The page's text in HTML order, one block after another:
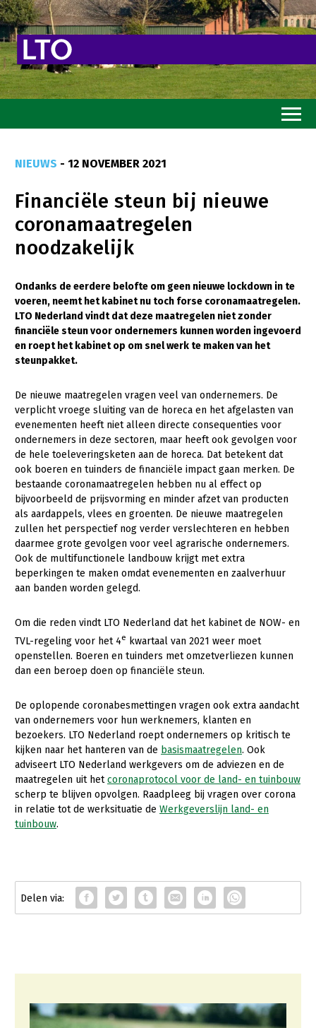
Goed eten
Mooi groen
Sterk ondernemerschap
Transitiepaden
Thema’s
Gezonde planten
Gezonde dieren
Natuur, klimaat en energie
Bodem en water
Platteland en omgeving
Mens, ondernemerschap en onderwijs
Internationaal
Sectoren
Dier
Biologische Landbouw
Kalverhouderij
Konijnenhouderij
Melkveehouderij
Paardenhouderij
Pluimveehouderij
Schapenhouderij
Varkenshouderij
Vleesveehouderij
Plant
Biologische Landbouw
Bollenteelt
Bomen, vaste planten en zomerbloemen
Fruitteelt
Glastuinbouw
Paddenstoelen
Vollegrondsgroente
Multifunctioneel
Vrouw en Bedrijf
Onderwerpen
Nieuws
Webinars
Over LTO
LTO Nederland
Mensen
Bestuur en Directie
Vakgroepbestuurders
Jaarverslag 2023
Pers
Contact
NIEUWS - 12 NOVEMBER 2021
Financiële steun bij nieuwe
coronamaatregelen
noodzakelijk
Ondanks de eerdere belofte om geen nieuwe lockdown in te
voeren, neemt het kabinet nu toch forse coronamaatregelen.
LTO Nederland vindt dat deze maatregelen niet zonder
financiële steun voor ondernemers kunnen worden ingevoerd
en roept het kabinet op om snel werk te maken van het
steunpakket.
De nieuwe maatregelen vragen veel van ondernemers. De
verplicht vroege sluiting van de horeca en het afgelasten van
evenementen heeft niet alleen directe consequenties voor
ondernemers in deze sectoren, maar heeft ook gevolgen voor
de hele toeleveringsketen aan de horeca. Dat betekent dat
ook boeren en tuinders de financiële impact gaan merken. De
bestaande coronamaatregelen hebben nu al effect op
bijvoorbeeld de prijsvorming en minder afzet van producten
als aardappels, vlees en groenten. De nieuwe maatregelen
zullen het perspectief nog verder verslechteren en hebben
daarmee grote gevolgen voor veel agrarische ondernemers.
Ook de multifunctionele landbouw krijgt met extra
beperkingen te maken omdat evenementen en zaalverhuur
aan banden worden gelegd.
Om die reden vindt LTO Nederland dat het kabinet de NOW- en
TVL-regeling voor het 4e kwartaal van 2021 weer moet
openstellen. Boeren en tuinders met omzetverliezen kunnen
dan een beroep doen op financiële steun.
De oplopende coronabesmettingen vragen ook extra aandacht
van ondernemers voor hun werknemers, klanten en
bezoekers. LTO Nederland roept ondernemers op kritisch te
kijken naar het hanteren van de basismaatregelen. Ook
adviseert LTO Nederland werkgevers om de adviezen en de
maatregelen uit hetcoronaprotocol voor de land- en tuinbouw
scherp te blijven opvolgen. Raadpleeg bij vragen over corona
in relatie tot de werksituatie de Werkgeverslijn land- en
tuinbouw.